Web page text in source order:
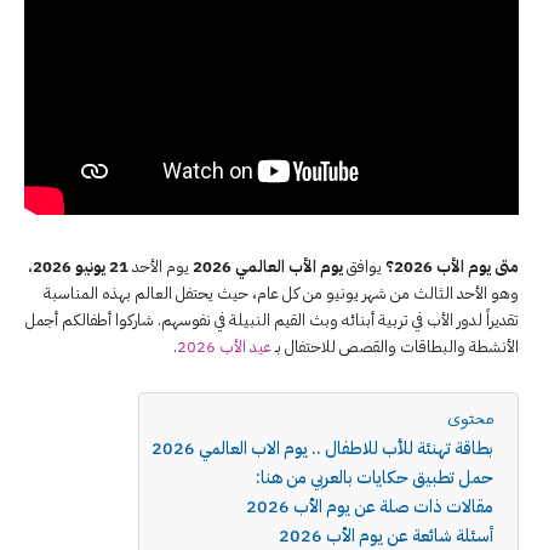
متى يوم الأب 2026؟ يوافقيوم الأب العالمي 2026 يوم الأحد21 يونيو 2026
،
وهو الأحد الثالث من شهر يونيو من كل عام، حيث يحتفل العالم بهذه المناسبة
تقديراً لدور الأب في تربية أبنائه وبث القيم النبيلة في نفوسهم. شاركوا أطفالكم أجمل
الأنشطة والبطاقات والقصص للاحتفال بـعيد الأب 2026 .
محتوى
بطاقة تهنئة للأب للاطفال .. يوم الاب العالمي 2026
حمل تطبيق حكايات بالعربي من هنا:
مقالات ذات صلة عن يوم الأب 2026
أسئلة شائعة عن يوم الأب 2026